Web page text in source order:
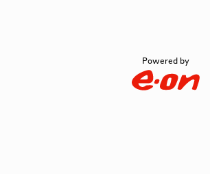
Powered by